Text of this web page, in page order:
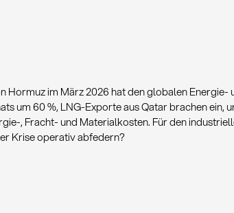
Hormuz im März 2026 hat den globalen
um 60 %, LNG-Exporte aus Qatar brachen ein,
, Fracht- und Materialkosten. Für den
Krise operativ abfedern?